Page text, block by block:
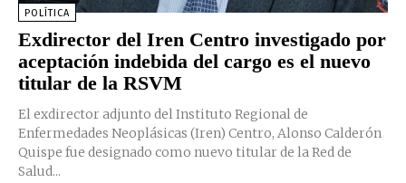
POLÍTICA
Exdirector del Iren Centro investigado por
aceptación indebida del cargo es el nuevo
titular de la RSVM
El exdirector adjunto del Instituto Regional de
Enfermedades Neoplásicas (Iren) Centro, Alonso Calderón
Quispe fue designado como nuevo titular de la Red de
Salud...